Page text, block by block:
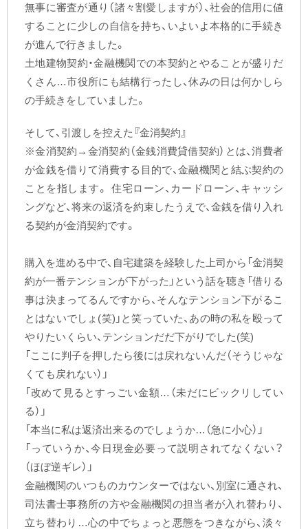
無事に審査が通り（諸々割愛しますが）、社会的信用に値
することに少しの自信を持ち、いよいよ本格的に手続き
が進んで行きました。
土地建物契約・金融機関での本契約とやることが盛りだ
くさん…市役所にも結構行ったし、休みの日は何かしら
の手続きをしていました。
そして、引渡しを控えた『金消契約』
※金消契約→金消契約（金銭消費貸借契約）とは、消費者
が金銭を借りて消費する目的で、金融機関と結ぶ契約の
ことを指します。 住宅ローン、カードローン、キャッシ
ングなど、将来の返済を約束したうえで、金銭を借り入れ
る契約が金消契約です。
購入を進める中で、自宅建築を経験した上司から「金消契
約が一番テンションが下がった」という話を聴き「借りる
事は決まってるんですから、そんなテンション下がるこ
とはないでしょ(笑)」と笑っていた、あの時の私を殴って
やりたいくらい、テンションだだ下がりでした(笑)
「ここに判子を押したら後には戻れないんだ（そうじゃな
くても戻れない）」
「改めて見るとすっごい金額…（未だにビックリしてい
る）」
「本当に私は返済出来るのでしょうか…（急に小心）」
「っていうか、今日現金必要って説明されてなくない？
（ほぼ逆ギレ）」
金融機関のいつものカウンターではない、別室に通され、
司法書士事務所の方や金融機関の担当者が入れ替わり、
立ち替わり…心の中でちょっと悪態をつきながら、淡々